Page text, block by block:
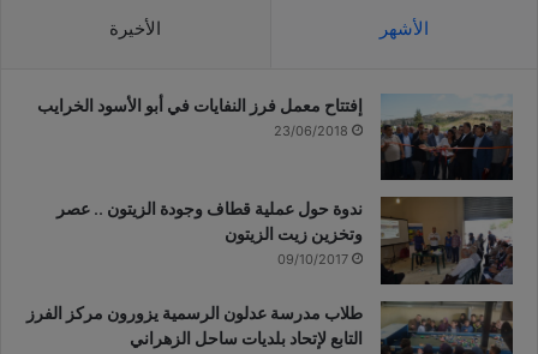
الأشهر الأخيرة
إفتتاح معمل فرز النفايات في أبو الأسود الخرايب
23/06/2018
ندوة حول عملية قطاف وجودة الزيتون .. عصر
وتخزين زيت الزيتون
09/10/2017
طلاب مدرسة عدلون الرسمية يزورون مركز الفرز
التابع لإتحاد بلديات ساحل الزهراني